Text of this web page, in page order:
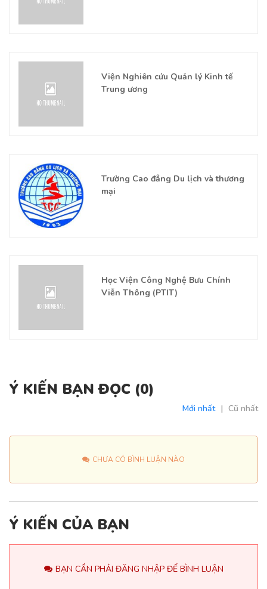
Viện Nghiên cứu Quản lý Kinh tế
Trung ương
Trường Cao đẳng Du lịch và thương
mại
Học Viện Công Nghệ Bưu Chính
Viễn Thông (PTIT)
Ý KIẾN BẠN ĐỌC (0)
Mới nhất | Cũ nhất
CHƯA CÓ BÌNH LUẬN NÀO
Ý KIẾN CỦA BẠN
BẠN CẦN PHẢI ĐĂNG NHẬP ĐỂ BÌNH LUẬN